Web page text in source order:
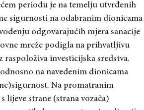
periodu je na temelju utvrđenih
sigurnosti na odabranim dionicama
odgovarajućih mjera sanacije
mreže podigla na prihvatljivu
raspoloživa investicijska sredstva.
na navedenim dionicama
Na promatranim
lijeve strane (strana vozača)